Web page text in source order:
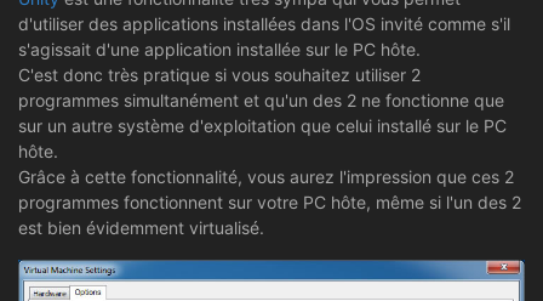
d'utiliser des applications installées dans l'OS invité comme s'il
s'agissait d'une application installée sur le PC hôte.
C'est donc très pratique si vous souhaitez utiliser 2
programmes simultanément et qu'un des 2 ne fonctionne que
sur un autre système d'exploitation que celui installé sur le PC
hôte.
Grâce à cette fonctionnalité, vous aurez l'impression que ces 2
programmes fonctionnent sur votre PC hôte, même si l'un des 2
est bien évidemment virtualisé.